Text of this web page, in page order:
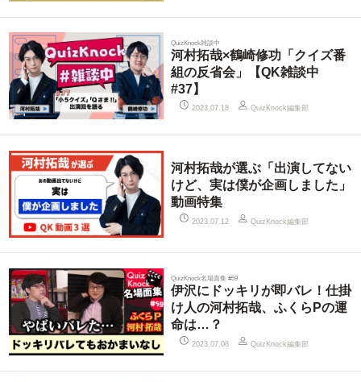
QuizKnock雑談中
河村拓哉×鶴崎修功「クイズ番
組の反省会」【QK雑談中
#37】
2023.07.18 QuizKnock編集部
河村拓哉が選ぶ「出演してない
けど、実は僕が企画しました」
動画特集
2023.07.12 QuizKnock編集部
QuizKnock名場面集 #59
伊沢にドッキリが即バレ！仕掛
け人の河村拓哉、ふくらPの運
命は…？
2023.07.08 QuizKnock編集部